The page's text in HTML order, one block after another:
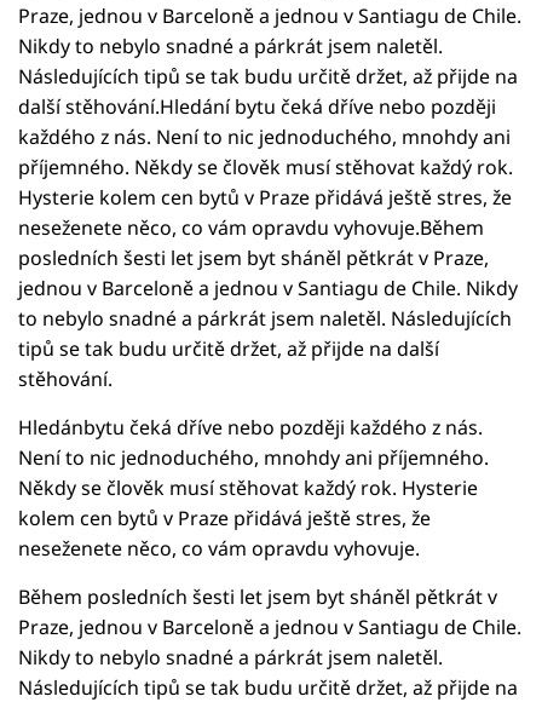
Praze, jednou v Barceloně a jednou v Santiagu de Chile.
Nikdy to nebylo snadné a párkrát jsem naletěl.
Následujících tipů se tak budu určitě držet, až přijde na
další stěhování.Hledání bytu čeká dříve nebo později
každého z nás. Není to nic jednoduchého, mnohdy ani
příjemného. Někdy se člověk musí stěhovat každý rok.
Hysterie kolem cen bytů v Praze přidává ještě stres, že
neseženete něco, co vám opravdu vyhovuje.Během
posledních šesti let jsem byt sháněl pětkrát v Praze,
jednou v Barceloně a jednou v Santiagu de Chile. Nikdy
to nebylo snadné a párkrát jsem naletěl. Následujících
tipů se tak budu určitě držet, až přijde na další
stěhování.
Hledánbytu čeká dříve nebo později každého z nás.
Není to nic jednoduchého, mnohdy ani příjemného.
Někdy se člověk musí stěhovat každý rok. Hysterie
kolem cen bytů v Praze přidává ještě stres, že
neseženete něco, co vám opravdu vyhovuje.
Během posledních šesti let jsem byt sháněl pětkrát v
Praze, jednou v Barceloně a jednou v Santiagu de Chile.
Nikdy to nebylo snadné a párkrát jsem naletěl.
Následujících tipů se tak budu určitě držet, až přijde na